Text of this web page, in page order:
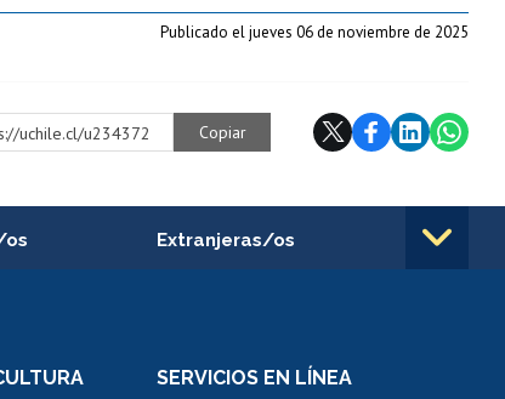
Publicado el jueves 06 de noviembre de 2025
uchile.cl/u234372 Copiar
os
interna
Extranjeras/os
Movilidad Estudiantil
SERVICIOS EN LÍNEA